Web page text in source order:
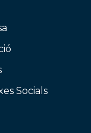
Socials